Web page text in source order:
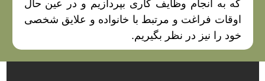
که به انجام وظایف کاری بپردازیم و در عین حال
اوقات فراغت و مرتبط با خانواده و علایق شخصی
خود را نیز در نظر بگیریم.